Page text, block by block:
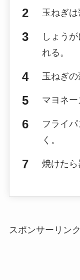
玉ねぎは
しょう
れる。
玉ねぎの
マヨネー
フライ
く。
焼けたら
スポンサーリンク